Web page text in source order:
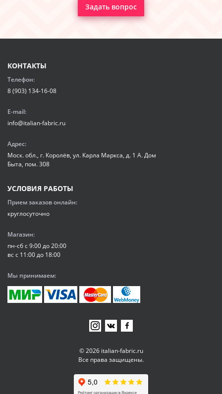
Задать вопрос
© 2026 italian-fabric.ru
Все права защищены.
КОНТАКТЫ
Телефон:
8 (903) 134-16-08
E-mail:
info@italian-fabric.ru
Адрес:
Моск. обл., г. Королёв, ул. Карла Маркса, д. 1 А. Дом
Быта, пом. 308
УСЛОВИЯ РАБОТЫ
Прием заказов онлайн:
круглосуточно
Магазин:
пн-сб с 9:00 до 20:00
вс с 11:00 до 18:00
Мы принимаем: